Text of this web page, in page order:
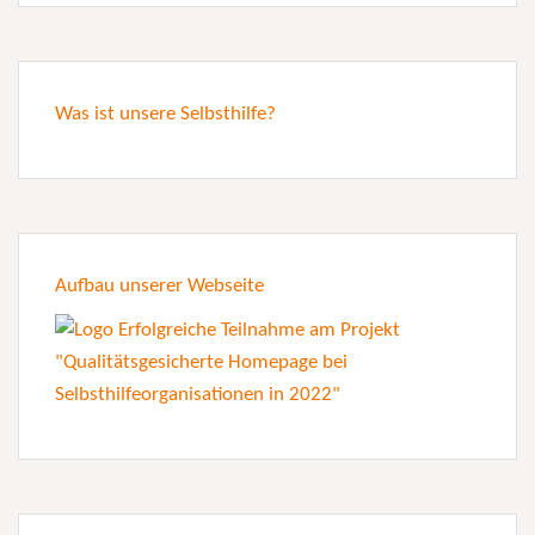
Was ist unsere Selbsthilfe?
Aufbau unserer Webseite